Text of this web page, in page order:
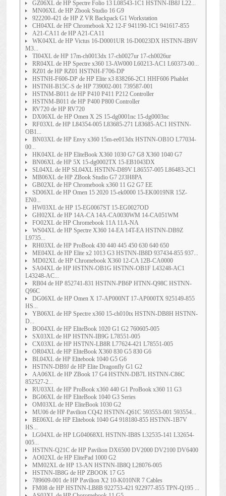
GZ06XL de HP Spectre Folio 13 L08543-1C1 HSTNN-IB8J L22...
MN06XL de HP Zbook Studio 16 G9
922200-421 de HP Z VR Backpack G1 Workstation
CH04XL de HP Chromebook X2 12-F 941190-1C1 941617-855
A21-CA11 de HP A21-CA11
WK04XL de HP Victus 16-D0001UR 16-D0023DX HSTNN-IB9V
M3...
TI04XL de HP 17m-ch0013dx 17-ch0027ur 17-ch0026ur
RR04XL de HP Spectre x360 13-AW000 L60213-AC1 L60373-00...
RZ01 de HP RZ01 HSTNH-F706-DP
HSTNH-F606-DP de HP Elite x3 838266-2C1 HHF606 Phablet
HSTNH-B15C-S de HP 739002-001 739587-001
HSTNM-B011 de HP P410 P411 P212 Controller
HSTNM-B011 de HP P400 P800 Controller
RV720 de HP RV720
DX06XL de HP Omen X 2S 15-dg0001nc 15-dg0003nc
RF03XL de HP L84354-005 L83685-271 L83685-AC1 HSTNN-
OB1...
BN03XL de HP Envy x360 15m-ee013dx HSTNN-OB1O L77034-
00...
HK04XL de HP EliteBook X360 1030 G7 G8 X360 1040 G7
BN06XL de HP 5X 15-dg0002TX 15-EB1043DX
SL04XL de HP SL04XL HSTNN-D89V L86557-005 L86483-2C1
MB06XL de HP ZBook Studio G7 2J3H8PA
GB02XL de HP Chromebook x360 11 G2 G7 EE
SD06XL de HP Omen 15 2020 15-ek0000 15-EK0019NR 15Z-
EN0...
HW03XL de HP 15-EG0067ST 15-EG0027OD
GH02XL de HP 14A-CA 14A-CA0030WM 14-CA051WM
FO02XL de HP Chromebook 11A 11A-NA
WS04XL de HP Spectre X360 14-EA 14T-EA HSTNN-DB9Z
L9735...
RH03XL de HP ProBook 430 440 445 450 630 640 650
ME04XL de HP Elite x2 1013 G3 HSTNN-IB8D 937434-855 937...
MD02XL de HP Chromebook X360 12-CA 12B-CA0000
SA04XL de HP HSTNN-OB1G HSTNN-OB1F L43248-AC1
L43248-AC...
RB04 de HP 852741-831 HSTNN-PB6P HTNN-Q98C HSTNN-
Q96C
DG06XL de HP Omen X 17-AP000NT 17-AP000TX 925149-855
HS...
YB06XL de HP Spectre x360 15-ch010tx HSTNN-DB8H HSTNN-
D...
BO04XL de HP EliteBook 1020 G1 G2 760605-005
SX03XL de HP HSTNN-IB9G L78551-005
CX03XL de HP HSTNN-LB8R L77624-421 L78551-005
OR04XL de HP EliteBook X360 830 G5 830 G6
BL04XL de HP Elitebook 1040 G5 G6
HSTNN-DB9J de HP Elite Dragonfly G1 G2
AA06XL de HP ZBook 17 G4 HSTNN-DB7L HSTNN-C86C
852527-2...
RU03XL de HP ProBook x360 440 G1 ProBook x360 11 G3
BG06XL de HP EliteBook 1040 G3 Series
OM03XL de HP EliteBook 1030 G2
MU06 de HP Pavilion CQ42 HSTNN-Q61C 593553-001 593554...
BE06XL de HP Elitebook 1040 G4 918180-855 HSTNN-1B7V
HS...
LG04XL de HP LG04068XL HSTNN-IB8S L32535-141 L32654-
005...
HSTNN-Q21C de HP Pavilion DX6500 DV2000 DV2100 DV6400
AO02XL de HP ElitePad 1000 G2
MM02XL de HP 13-AN HSTNN-IB8Q L28076-005
HSTNN-IB8G de HP ZBOOK 17 G5
789609-001 de HP Pavilion X2 10-K010NR 7 Cables
FM08 de HP HSTNN-LB8B 922753-421 922977-855 TPN-Q195 ...